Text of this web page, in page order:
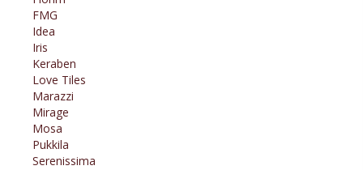
FMG
Idea
Iris
Keraben
Love Tiles
Marazzi
Mirage
Mosa
Pukkila
Serenissima